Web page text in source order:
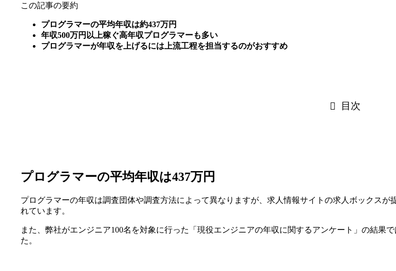
この記事の要約
プログラマーの平均年収は約437万円
年収500万円以上稼ぐ高年収プログラマーも多い
プログラマーが年収を上げるには上流工程を担当するのがおすすめ
目次
プログラマーの平均年収は437万円
プログラマーの年収は調査団体や調査方法によって異なりますが、求人情報サイトの求人ボックスが
れています。
また、弊社がエンジニア100名を対象に行った「現役エンジニアの年収に関するアンケート」の結果
た。